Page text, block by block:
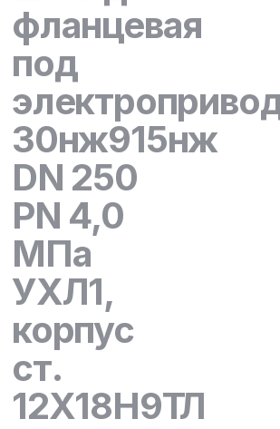
фланцевая
под
30нж915нж
DN 250
PN 4,0
МПа
УХЛ1,
корпус
ст.
12Х18Н9ТЛ